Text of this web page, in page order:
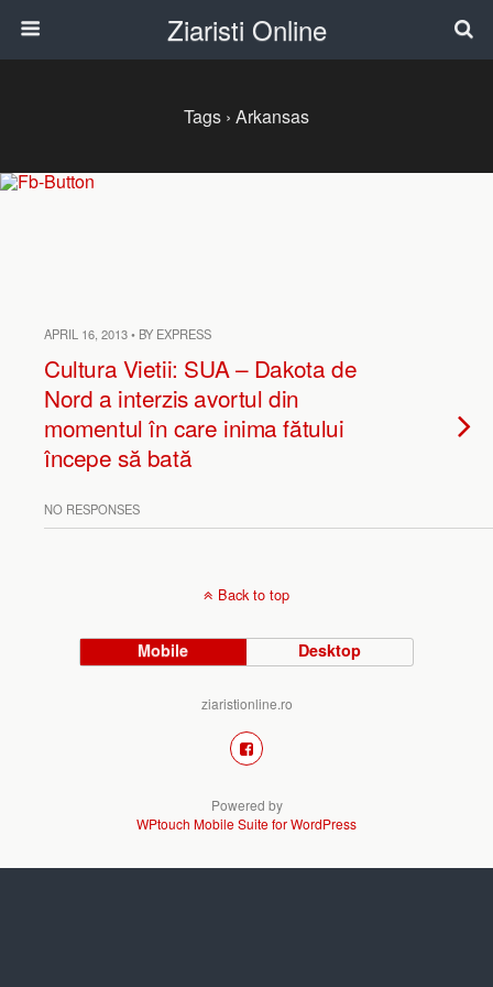
Ziaristi Online
Tags › Arkansas
APRIL 16, 2013 • BY EXPRESS
Cultura Vietii: SUA – Dakota de
Nord a interzis avortul din
momentul în care inima fătului
începe să bată
NO RESPONSES
Back to top
Mobile Desktop
ziaristionline.ro
Powered by
WPtouch Mobile Suite for WordPress